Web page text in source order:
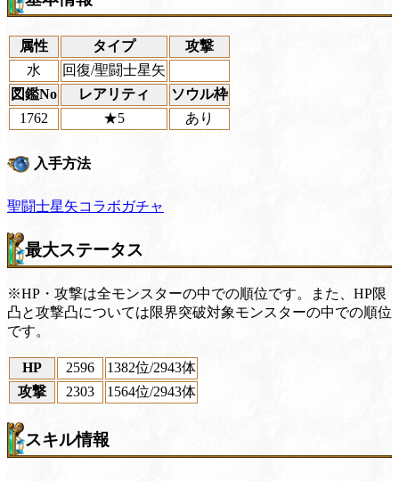
属性 タイプ
攻撃
水
回復/聖闘士星矢
図鑑No
レアリティ
ソウル枠
1762
★5 あり
入手方法
聖闘士星矢コラボガチャ
最大ステータス
※HP・攻撃は全モンスターの中での順位です。また、HP限
凸と攻撃凸については限界突破対象モンスターの中での順位
です。
HP 2596 1382位/2943体
攻撃
2303 1564位/2943体
スキル情報